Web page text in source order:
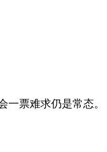
票难求仍是常态。